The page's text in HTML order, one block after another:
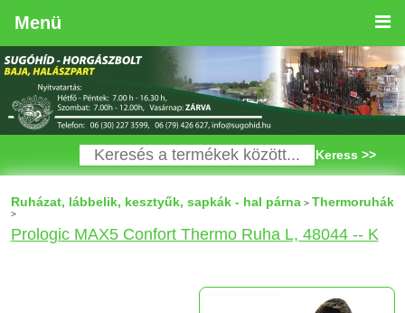
Menü
Keress >>
Ruházat, lábbelik, kesztyűk, sapkák - hal párna> Thermoruhák
>
Prologic MAX5 Confort Thermo Ruha L, 48044 -- K